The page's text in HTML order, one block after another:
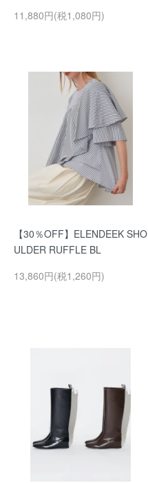
11,880円(税1,080円)
【30％OFF】ELENDEEK SHO
ULDER RUFFLE BL
13,860円(税1,260円)